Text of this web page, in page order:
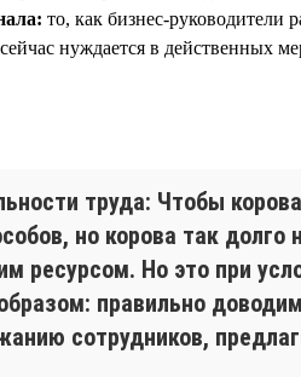
то, как бизнес-руководители
нуждается в действенных
труда: Чтобы
но корова так долго
ресурсом. Но это при
правильно доводим
сотрудников,